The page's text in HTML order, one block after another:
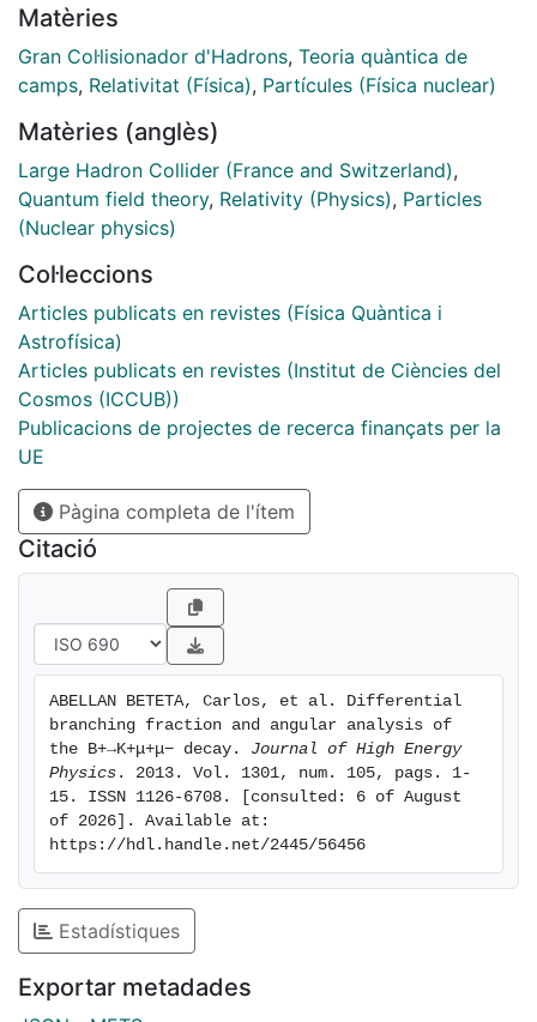
invariant mass squared and found to be consistent
with Standard Model expectations. Integrating the
differential branching fraction over the full dimuon
of B (B + → K + μ + μ −) = (4.36 ± 0.15 ± 0.18) × 10−7.
These measurements are the most precise to date of
the B + → K + μ + μ − decay.
Matèries
Gran Col·lisionador d'Hadrons, Teoria quàntica de
camps, Relativitat (Física), Partícules (Física nuclear)
Matèries (anglès)
Large Hadron Collider (France and Switzerland),
Quantum field theory, Relativity (Physics), Particles
(Nuclear physics)
Col·leccions
Articles publicats en revistes (Física Quàntica i
Astrofísica)
Articles publicats en revistes (Institut de Ciències del
Cosmos (ICCUB))
Publicacions de projectes de recerca finançats per la
UE
Pàgina completa de l'ítem
Citació
ABELLAN BETETA, Carlos, et al. Differential
branching fraction and angular analysis of
the B+→K+μ+μ− decay. Journal of High Energy
Physics . 2013. Vol. 1301, num. 105, pags. 1-
15. ISSN 1126-6708. [consulted: 6 of August
of 2026]. Available at:
https://hdl.handle.net/2445/56456
Estadístiques
Exportar metadades